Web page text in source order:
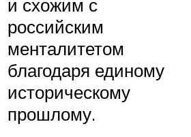
и схожим с
российским
менталитетом
благодаря единому
историческому
прошлому.